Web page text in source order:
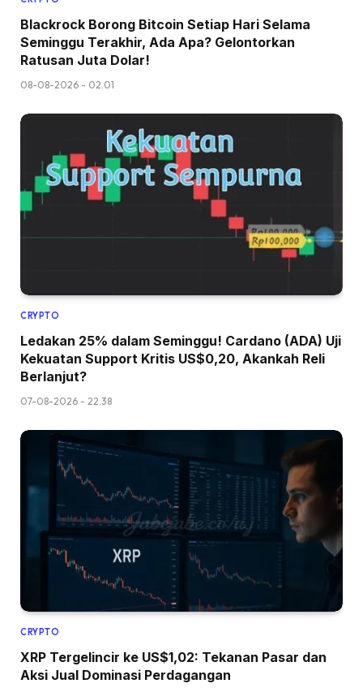
Blackrock Borong Bitcoin Setiap Hari Selama
Seminggu Terakhir, Ada Apa? Gelontorkan
Ratusan Juta Dolar!
08-08-2026 - 02.01
CRYPTO
Ledakan 25% dalam Seminggu! Cardano (ADA) Uji
Kekuatan Support Kritis US$0,20, Akankah Reli
Berlanjut?
07-08-2026 - 22.38
CRYPTO
XRP Tergelincir ke US$1,02: Tekanan Pasar dan
Aksi Jual Dominasi Perdagangan